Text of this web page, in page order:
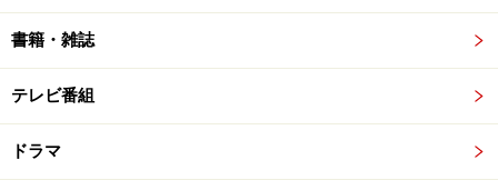
書籍・雑誌
テレビ番組
ドラマ